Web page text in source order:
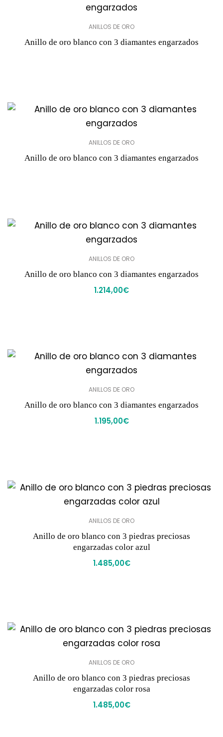
ANILLOS DE ORO
Anillo de oro blanco con 3 diamantes engarzados
ANILLOS DE ORO
Anillo de oro blanco con 3 diamantes engarzados
ANILLOS DE ORO
Anillo de oro blanco con 3 diamantes engarzados
1.214,00€
ANILLOS DE ORO
Anillo de oro blanco con 3 diamantes engarzados
1.195,00€
ANILLOS DE ORO
Anillo de oro blanco con 3 piedras preciosas
engarzadas color azul
1.485,00€
ANILLOS DE ORO
Anillo de oro blanco con 3 piedras preciosas
engarzadas color rosa
1.485,00€